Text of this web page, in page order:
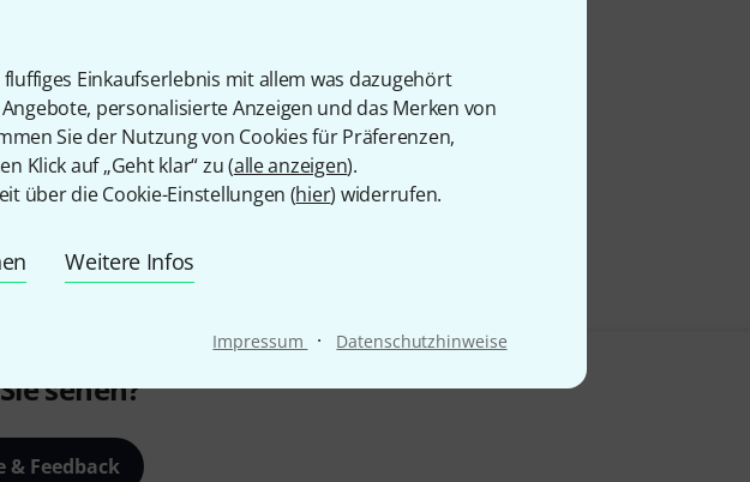
Einkaufserlebnis mit allem was dazugehört
personalisierte Anzeigen und das Merken von
Sie der Nutzung von Cookies für Präferenzen,
Klick auf „Geht klar“ zu (alle anzeigen).
über die Cookie-Einstellungen (hier) widerrufen.
Weitere Infos
Impressum · Datenschutzhinweise
sehen?
& Feedback